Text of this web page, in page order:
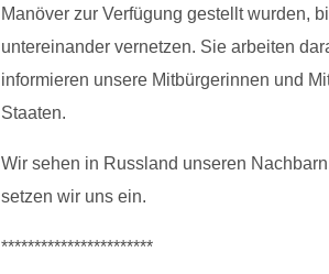
Manöver zur Verfügung gestellt wurden,
untereinander vernetzen. Sie arbeiten
informieren unsere Mitbürgerinnen und
Staaten.
Wir sehen in Russland unseren
setzen wir uns ein.
***********************